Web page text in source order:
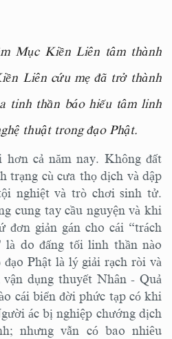
Mục Kiền Liên tâm thành
Liên cứu mẹ đã trở thành
tinh thần báo hiếu tâm linh
thuật trong đạo Phật.
cả năm nay. Không đất
trạng cù cưa thọ dịch và dập
nghiệt và trò chơi sinh tử.
cung tay cầu nguyện và khi
đơn giản gán cho cái “trách
là do đấng tối linh thần nào
Phật là lý giải rạch ròi và
dụng thuyết Nhân - Quả
cái biển đời phức tạp có khi
ác bị nghiệp chướng dịch
nhưng vẫn có bao nhiêu